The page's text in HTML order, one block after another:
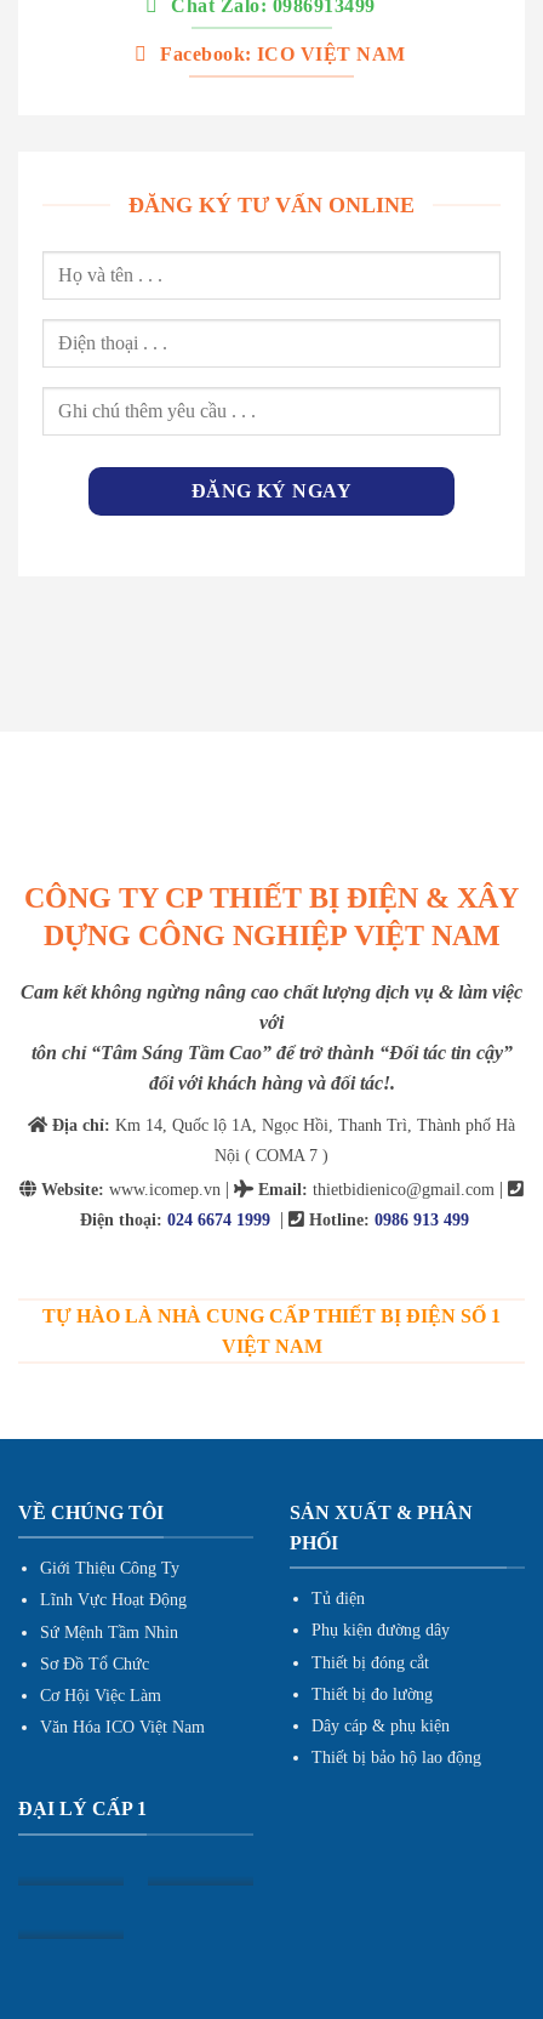
Chat Zalo: 0986913499
Facebook: ICO VIỆT NAM
ĐĂNG KÝ TƯ VẤN ONLINE
CÔNG TY CP THIẾT BỊ ĐIỆN & XÂY
DỰNG CÔNG NGHIỆP VIỆT NAM
Cam kết không ngừng nâng cao chất lượng dịch vụ & làm việc
với
tôn chỉ “Tâm Sáng Tầm Cao” để trở thành “Đối tác tin cậy”
đối với khách hàng và đối tác!.
Địa chỉ: Km 14, Quốc lộ 1A, Ngọc Hồi, Thanh Trì, Thành phố Hà
Nội ( COMA 7 )
Website: www.icomep.vn | Email: thietbidienico@gmail.com |
Điện thoại: 024 6674 1999 | Hotline: 0986 913 499
TỰ HÀO LÀ NHÀ CUNG CẤP THIẾT BỊ ĐIỆN SỐ 1
VIỆT NAM
VỀ CHÚNG TÔI
Giới Thiệu Công Ty
Lĩnh Vực Hoạt Động
Sứ Mệnh Tầm Nhìn
Sơ Đồ Tổ Chức
Cơ Hội Việc Làm
Văn Hóa ICO Việt Nam
SẢN XUẤT & PHÂN
PHỐI
Tủ điện
Phụ kiện đường dây
Thiết bị đóng cắt
Thiết bị đo lường
Dây cáp & phụ kiện
Thiết bị bảo hộ lao động
ĐẠI LÝ CẤP 1